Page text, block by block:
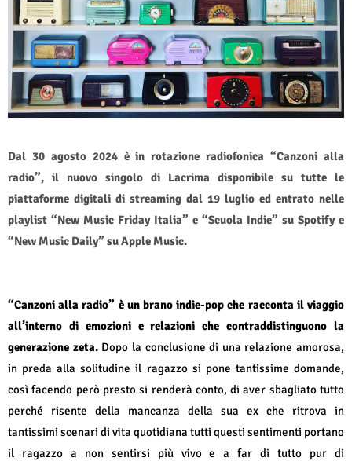
Dal 30 agosto 2024 è in rotazione radiofonica “Canzoni alla
radio”, il nuovo singolo di Lacrima disponibile su tutte le
piattaforme digitali di streaming dal 19 luglio ed entrato nelle
playlist “New Music Friday Italia” e “Scuola Indie” su Spotify e
“New Music Daily” su Apple Music.
“Canzoni alla radio” è un brano indie-pop che racconta il viaggio
all’interno di emozioni e relazioni che contraddistinguono la
generazione zeta. Dopo la conclusione di una relazione amorosa,
in preda alla solitudine il ragazzo si pone tantissime domande,
così facendo però presto si renderà conto, di aver sbagliato tutto
perché risente della mancanza della sua ex che ritrova in
tantissimi scenari di vita quotidiana tutti questi sentimenti portano
il ragazzo a non sentirsi più vivo e a far di tutto pur di